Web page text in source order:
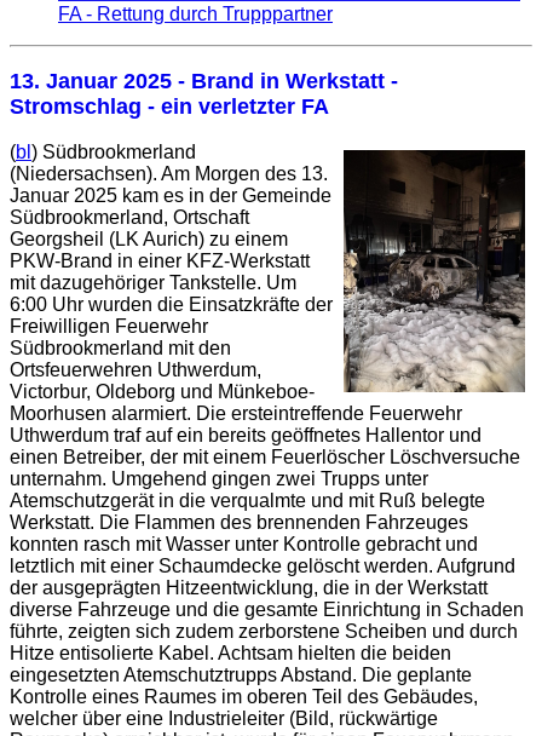
FA - Rettung durch Trupppartner
13. Januar 2025 - Brand in Werkstatt -
Stromschlag - ein verletzter FA
(bl ) Südbrookmerland
(Niedersachsen). Am Morgen des 13.
Januar 2025 kam es in der Gemeinde
Südbrookmerland, Ortschaft
Georgsheil (LK Aurich) zu einem
PKW-Brand in einer KFZ-Werkstatt
mit dazugehöriger Tankstelle. Um
6:00 Uhr wurden die Einsatzkräfte der
Freiwilligen Feuerwehr
Südbrookmerland mit den
Ortsfeuerwehren Uthwerdum,
Victorbur, Oldeborg und Münkeboe-
Moorhusen alarmiert. Die ersteintreffende Feuerwehr
Uthwerdum traf auf ein bereits geöffnetes Hallentor und
einen Betreiber, der mit einem Feuerlöscher Löschversuche
unternahm. Umgehend gingen zwei Trupps unter
Atemschutzgerät in die verqualmte und mit Ruß belegte
Werkstatt. Die Flammen des brennenden Fahrzeuges
konnten rasch mit Wasser unter Kontrolle gebracht und
letztlich mit einer Schaumdecke gelöscht werden. Aufgrund
der ausgeprägten Hitzeentwicklung, die in der Werkstatt
diverse Fahrzeuge und die gesamte Einrichtung in Schaden
führte, zeigten sich zudem zerborstene Scheiben und durch
Hitze entisolierte Kabel. Achtsam hielten die beiden
eingesetzten Atemschutztrupps Abstand. Die geplante
Kontrolle eines Raumes im oberen Teil des Gebäudes,
welcher über eine Industrieleiter (Bild, rückwärtige